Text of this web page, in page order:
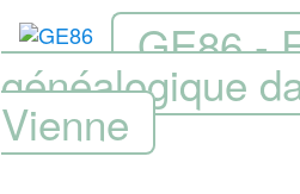
GE86 -
généalogique
Vienne